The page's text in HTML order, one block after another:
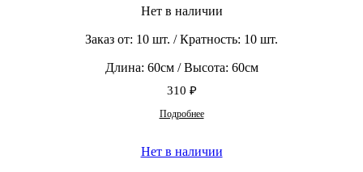
Нет в наличии
Заказ от: 10 шт. / Кратность: 10 шт.
Длина: 60см / Высота: 60см
310 ₽
Подробнее
Нет в наличии